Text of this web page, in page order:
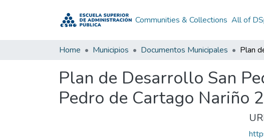
Communities & Collections All of
Home Municipios Documentos Municipales
Plan de Desarrollo San
Pedro de Cartago Nariño